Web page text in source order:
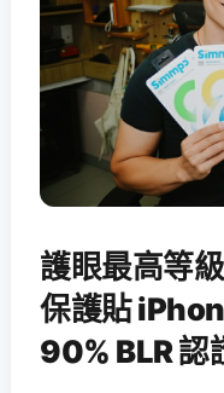
護眼最高等
保護貼
90% BLR 認